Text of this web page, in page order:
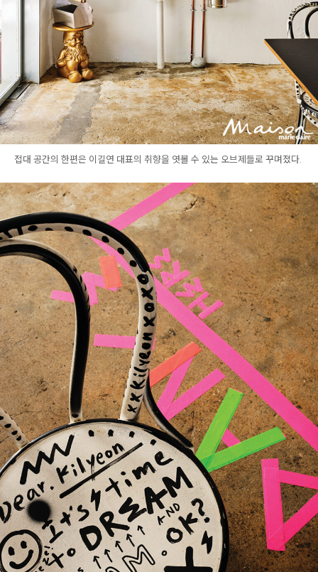
접대 공간의 한편은 이길연 대표의 취향을 엿볼 수 있는 오브제들로 꾸며졌다.